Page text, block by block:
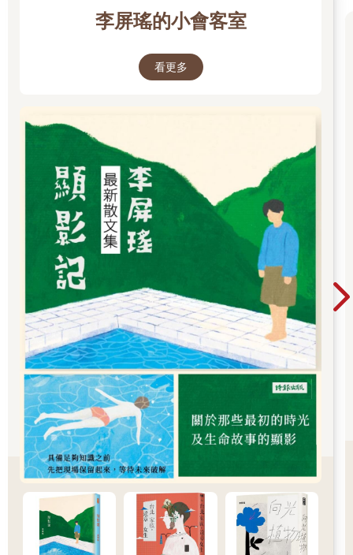
他的眼皮略沉，進食的節奏緩慢，像是即將睡著。吳依光才這麼
想，吳家鵬冷不防抬起頭，詢問謝維哲，怎麼看待電動車？那是
世俗認為父親會跟兒子聊的話題：車、手錶與投資等等。吳依光
跟謝維哲結婚後，偶爾，看著兩人的互動，懷疑父親大概想要一
話有兩個解釋的方向，一個指向滿足，一個指向忍受。她沒有追
問母親的「夠了」屬於哪一種，哪一種答案都不是她有辦法承受
看著牆壁上的石英鐘，吳依光玩起「默數六十秒」的遊戲，分針
一指到十二，她低下頭，數數，一、二、三，數到六十，她抬
眼，分針在十一又多三格，她快了兩秒。吳依光又玩了好幾次，
然後她聽到自己的名字。母親瞪著她，眼神微慍，她說，妳都沒
有在聽我們說話。吳依光清了清喉嚨，問，你們在說什麼？謝維
哲說，妳媽問，我們最近還有在試嗎？吳依光哦了一聲，挑眉，
眼珠直視桌面，母親在問孩子的事。她點頭，說，有吧，我們有
母親不會接受其他的答案。
母親依舊瞪著她，彷彿看久了，就能讀出些什麼。須臾，母親
說，時間也晚了，你們差不多要回家了。謝維哲喝光碗中的冷
湯，說，謝謝媽煮了這麼好吃的晚餐。吳依光沒有說話，她相信
母親這個晚上夠盡興了。回家路上，坐在副駕駛座的吳依光望向
窗外，出門時，雨勢疏疏的，此刻轉成傾盆大雨，豆大的雨滴暴
砸車窗。謝維哲嘆氣，說視線變得好模糊，他就要看不清前方的
道路了。即使是埋怨，謝維哲的口吻聽起來也好有禮貌、好善
良。
謝維哲是母親為她挑的對象，母親說，結婚就是要找像謝維哲這
樣沒什麼脾氣的人，即使吵架，他也會讓妳。母親是對的，謝維
哲會讓她沒錯，但母親沒有猜到，有一天謝維哲遇到了一個自己
不必讓的人，他會選擇對方，而不是吳依光。
吳依光往右一傾，臉頰貼上冰涼的玻璃，她告訴自己不能再想下
李屏瑤的小會客室
看更多